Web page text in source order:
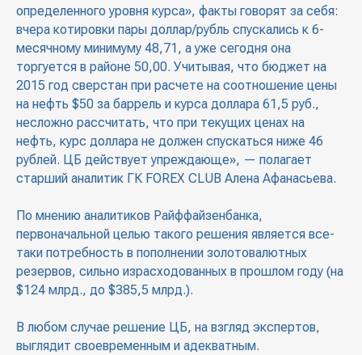
определенного уровня курса», факты говорят за себя:
вчера котировки пары доллар/рубль спускались к 6-
месячному минимуму 48,71, а уже сегодня она
торгуется в районе 50,00. Учитывая, что бюджет на
2015 год сверстан при расчете на соотношение цены
на нефть $50 за баррель и курса доллара 61,5 руб.,
несложно рассчитать, что при текущих ценах на
нефть, курс доллара не должен спускаться ниже 46
рублей. ЦБ действует упреждающе», — полагает
старший аналитик ГК FOREX CLUB Алена Афанасьева.
По мнению аналитиков Райффайзенбанка,
первоначальной целью такого решения является все-
таки потребность в пополнении золотовалютных
резервов, сильно израсходованных в прошлом году (на
$124 млрд., до $385,5 млрд.).
В любом случае решение ЦБ, на взгляд экспертов,
выглядит своевременным и адекватным.